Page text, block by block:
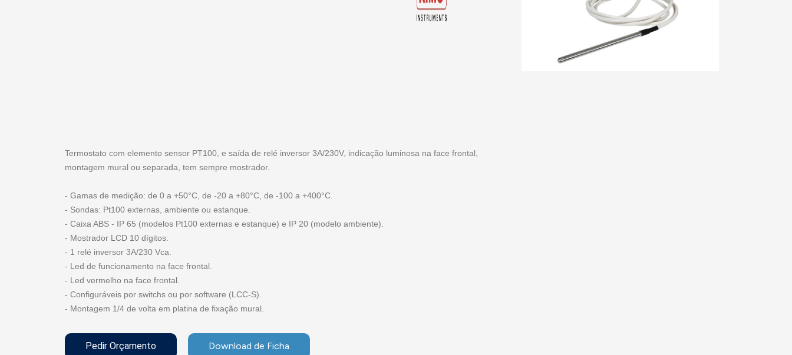
Termostato com elemento sensor PT100, e saída de relé inversor 3A/230V, indicação luminosa na face frontal,
montagem mural ou separada, tem sempre mostrador.
- Gamas de medição: de 0 a +50°C, de -20 a +80°C, de -100 a +400°C.
- Sondas: Pt100 externas, ambiente ou estanque.
- Caixa ABS - IP 65 (modelos Pt100 externas e estanque) e IP 20 (modelo ambiente).
- Mostrador LCD 10 dígitos.
- 1 relé inversor 3A/230 Vca.
- Led de funcionamento na face frontal.
- Led vermelho na face frontal.
- Configuráveis por switchs ou por software (LCC-S).
- Montagem 1/4 de volta em platina de fixação mural.
Pedir Orçamento Download de Ficha